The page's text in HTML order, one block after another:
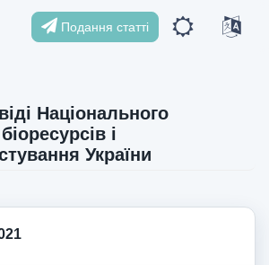
Подання статті
Національного
і
України